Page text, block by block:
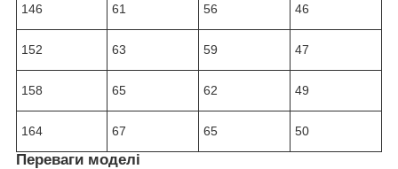
146 61 56 46
152 63 59 47
158 65 62 49
164 67 65 50
Переваги моделі